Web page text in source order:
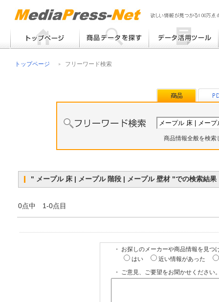
メーカー別検索
トップページ フリーワード検索
商品情報全般を検索
" メープル 床 | メープル 階段 | メープル 壁材 "での検索
0点中 1-0点目
・ お探しのメーカーや商品情報を見つ
はい
近い情報があった
・ ご意見、ご要望をお聞かせください